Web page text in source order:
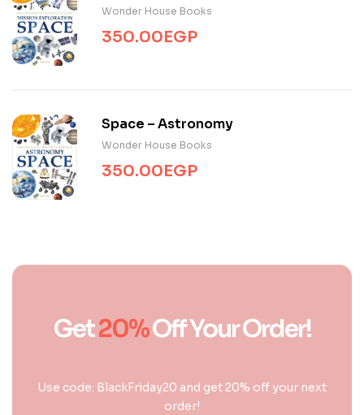
Wonder House Books
350.00EGP
Space – Astronomy
Wonder House Books
350.00EGP
Get20%Off Your Order!
Use code: BlackFriday20 and get 20% off your next
order!